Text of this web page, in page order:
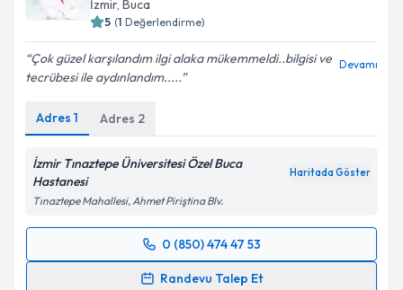
Kişisel verilerimin işlenmesine ilişkin
kapsamda işlenmesini kabul ediyorum.
Takvim Talebini Gönder
İzmir, Buca
5 (1 Değerlendirme)
Çok güzel karşılandım ilgi alaka mükemmeldi..bilgisi ve
tecrübesi ile aydınlandım.....
Devamı
Adres 1 Adres 2
İzmir Tınaztepe Üniversitesi Özel Buca
Hastanesi
Haritada Göster
Tınaztepe Mahallesi, Ahmet Piriştina Blv.
0 (850) 474 47 53
Randevu Talep Et
Randevu Takvimi Talebi